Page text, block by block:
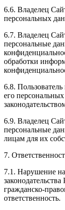
6.6. Владелец
персональных
6.7. Владелец
персональные
обработки
6.8. Пользователь
его
6.9. Владелец
персональные
лицам для их
7.
7.1. Нарушение
гражданско-
ответственность.